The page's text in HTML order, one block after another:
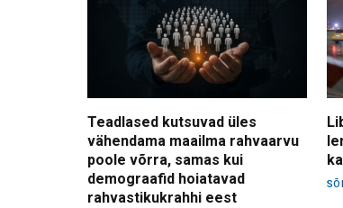
Teadlased kutsuvad üles
vähendama maailma rahvaarvu
poole võrra, samas kui
demograafid hoiatavad
rahvastikukrahhi eest